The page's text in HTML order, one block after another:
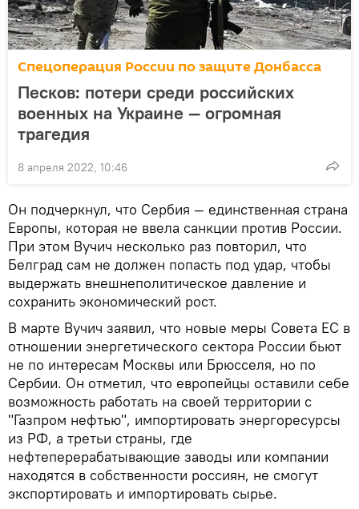
Спецоперация России по защите Донбасса
Песков: потери среди российских
военных на Украине — огромная
трагедия
8 апреля 2022, 10:46
Он подчеркнул, что Сербия — единственная страна
Европы, которая не ввела санкции против России.
При этом Вучич несколько раз повторил, что
Белград сам не должен попасть под удар, чтобы
выдержать внешнеполитическое давление и
сохранить экономический рост.
В марте Вучич заявил, что новые меры Совета ЕС в
отношении энергетического сектора России бьют
не по интересам Москвы или Брюсселя, но по
Сербии. Он отметил, что европейцы оставили себе
возможность работать на своей территории с
"Газпром нефтью", импортировать энергоресурсы
из РФ, а третьи страны, где
нефтеперерабатывающие заводы или компании
находятся в собственности россиян, не смогут
экспортировать и импортировать сырье.